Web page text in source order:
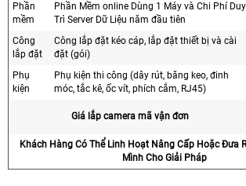
Phần
mềm
Phần Mềm online Dùng 1 Máy và Chi Phí Duy
Trì Server Dữ Liệu năm đầu tiên
Công
lắp đặt
Công lắp đặt kéo cáp, lắp đặt thiết bị và cài
đặt (gói)
Phụ
kiện
Phụ kiện thi công (dây rút, băng keo, đinh
móc, tắc kê, ốc vít, phích cắm, RJ45)
Giá lắp camera mã vận đơn
Khách Hàng Có Thể Linh Hoạt Nâng Cấp Hoặc Đưa
Mình Cho Giải Pháp